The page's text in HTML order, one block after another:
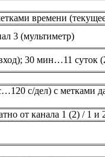
времени
3 (мультиметр)
30 мин…11 суток
с/дел) с метками
от канала 1 (2) / 1 и